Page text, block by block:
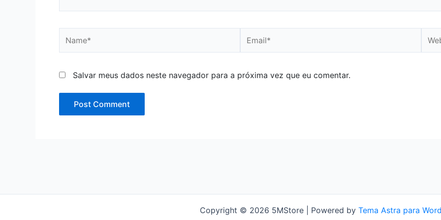
Salvar meus dados neste navegador para a próxima vez que eu comentar.
Copyright © 2026 5MStore | Powered by Tema Astra para